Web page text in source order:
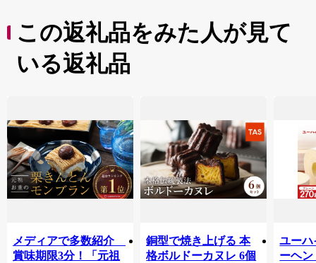
この返礼品をみた人が見て
いる返礼品
メディアで多数紹介
賞味期限3分！「元祖
銅型で焼き上げる 本
格ボルドーカヌレ 6個
ユーハ
ーヘ